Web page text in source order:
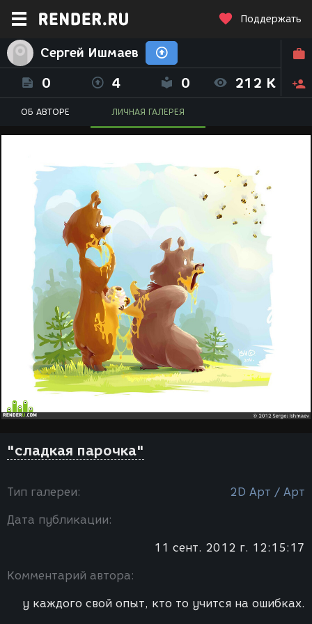
Поддержать
Сергей Ишмаев
0 4 0 212 K
ОБ АВТОРЕ ЛИЧНАЯ ГАЛЕРЕЯ
"сладкая парочка"
Тип галереи: 2D Арт / Арт
Дата публикации:
11 сент. 2012 г. 12:15:17
Комментарий автора:
у каждого свой опыт, кто то учится на ошибках.